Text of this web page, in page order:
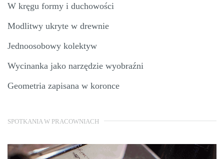
W kręgu formy i duchowości
Modlitwy ukryte w drewnie
Jednoosobowy kolektyw
Wycinanka jako narzędzie wyobraźni
Geometria zapisana w koronce
SPOTKANIA W PRACOWNIACH